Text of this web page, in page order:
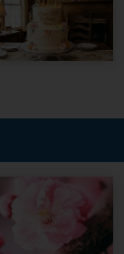
הפשוטה
את המתח